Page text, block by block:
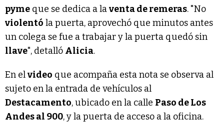
pyme que se dedica a laventa de remeras. "No
violentó la puerta, aprovechó que minutos antes
un colega se fue a trabajar y la puerta quedó sin
llave", detalló Alicia.
En elvideo que acompaña esta nota se observa al
sujeto en la entrada de vehículos al
Destacamento, ubicado en la calle Paso de Los
Andes al 900, y la puerta de acceso a la oficina.